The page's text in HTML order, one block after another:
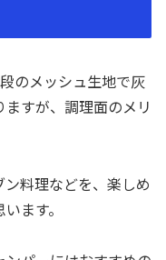
のメッシュ生地で灰
すが、調理面のメリ
料理などを、楽しめ
ます。